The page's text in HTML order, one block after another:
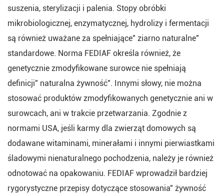
suszenia, sterylizacji i palenia. Stopy obróbki
mikrobiologicznej, enzymatycznej, hydrolizy i fermentacji
są również uważane za spełniające" ziarno naturalne"
standardowe. Norma FEDIAF określa również, że
genetycznie zmodyfikowane surowce nie spełniają
definicji" naturalna żywność". Innymi słowy, nie można
stosować produktów zmodyfikowanych genetycznie ani w
surowcach, ani w trakcie przetwarzania. Zgodnie z
normami USA, jeśli karmy dla zwierząt domowych są
dodawane witaminami, minerałami i innymi pierwiastkami
śladowymi nienaturalnego pochodzenia, należy je również
odnotować na opakowaniu. FEDIAF wprowadził bardziej
rygorystyczne przepisy dotyczące stosowania" żywność